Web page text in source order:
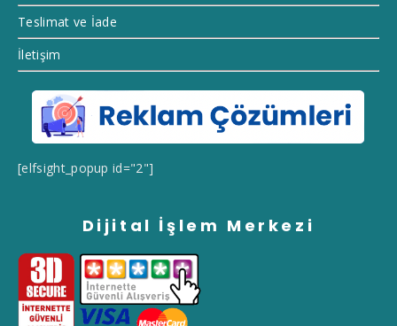
Teslimat ve İade
İletişim
[elfsight_popup id="2"]
Dijital İşlem Merkezi